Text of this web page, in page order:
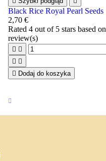
Black Rice Royal Pearl Seeds
2,70 €
Rated 4out of 5 stars based on
review(s)
 
 
 Dodaj do koszyka